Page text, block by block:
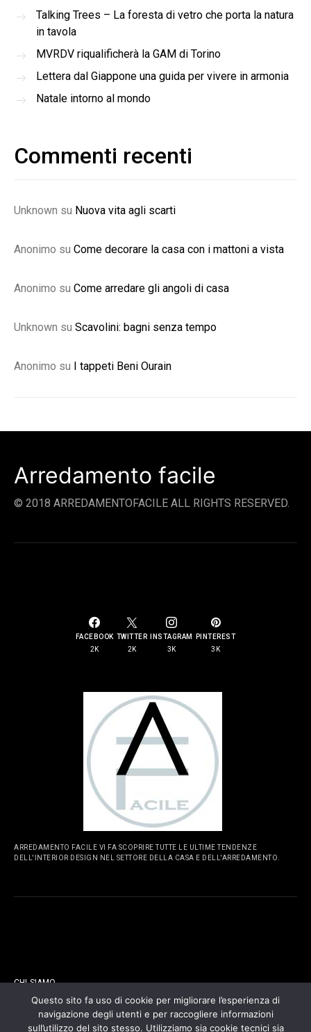
Talking Trees – La foresta di vetro che porta la natura
in tavola
MVRDV riqualificherà la GAM di Torino
Lettera dal Giappone una guida per vivere in armonia
Natale intorno al mondo
Commenti recenti
Unknown su Nuova vita agli scarti
Anonimo su Come decorare la casa con i mattoni a vista
Anonimo su Come arredare gli angoli di casa
Unknown su Scavolini: bagni senza tempo
Anonimo su I tappeti Beni Ourain
Arredamento facile
© 2018 ARREDAMENTOFACILE ALL RIGHTS RESERVED.
FACEBOOK
2K
TWITTER
2K
INSTAGRAM
3K
PINTEREST
3K
ARREDAMENTO FACILE VI FA SCOPRIRE TUTTE LE ULTIME TENDENZE
DELL'INTERIOR DESIGN NEL SETTORE DELLA CASA E DELL'ARREDAMENTO.
CHI SIAMO
CONTATTI
Questo sito fa uso di cookie per migliorare l’esperienza di
navigazione degli utenti e per raccogliere informazioni
sull’utilizzo del sito stesso. Utilizziamo sia cookie tecnici sia